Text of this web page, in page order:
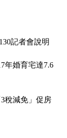
記者會說明
年婚育宅達7.6
稅減免」促房